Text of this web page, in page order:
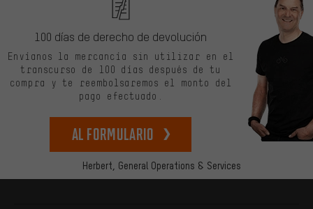
Herbert, General Operations & Services
100 días de derecho de devolución
Envíanos la mercancía sin utilizar en el
transcurso de 100 días después de tu
compra y te reembolsaremos el monto del
pago efectuado.
Al formulario